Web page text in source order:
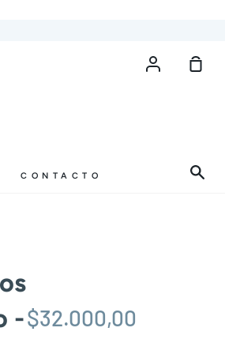
Cuenta
CONTACTO
-$32.000,00